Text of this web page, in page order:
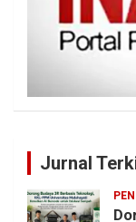
Jurnal